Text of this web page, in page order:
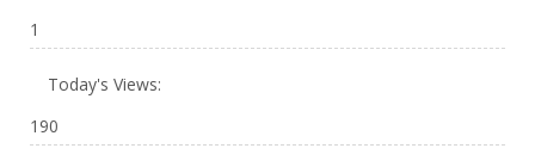
1
Today's Views:
190